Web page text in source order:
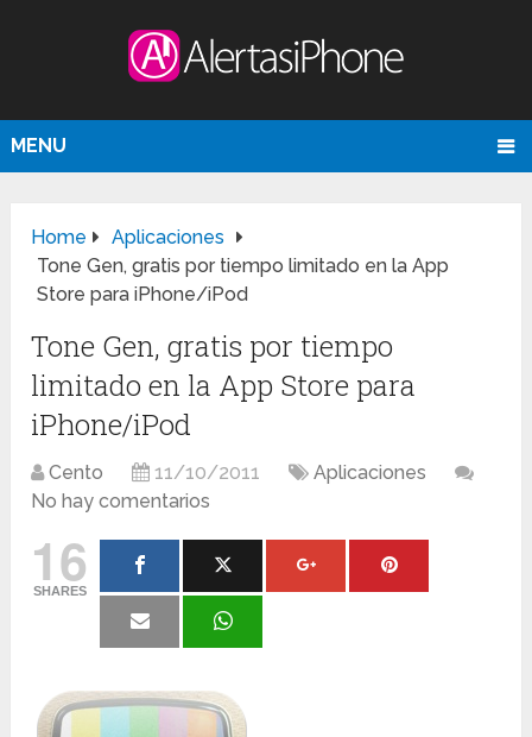
MENU
Home
Aplicaciones
Tone Gen, gratis por tiempo limitado en la App
Store para iPhone/iPod
Tone Gen, gratis por tiempo
limitado en la App Store para
iPhone/iPod
Cento 11/10/2011
Aplicaciones
No hay comentarios
16
SHARES